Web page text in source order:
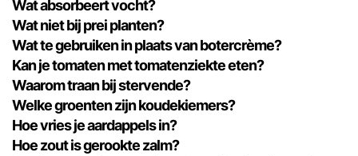
Wat absorbeert vocht?
Wat niet bij prei planten?
Wat te gebruiken in plaats van botercrème?
Kan je tomaten met tomatenziekte eten?
Waarom traan bij stervende?
Welke groenten zijn koudekiemers?
Hoe vries je aardappels in?
Hoe zout is gerookte zalm?